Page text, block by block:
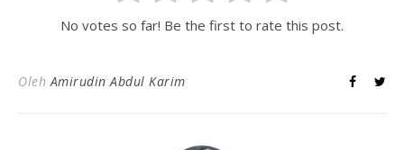
No votes so far! Be the first to rate this post.
OlehAmirudin Abdul Karim